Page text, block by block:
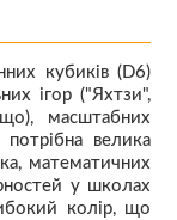
кубиків (D6)
ігор ("Яхтзи",
масштабних
потрібна велика
математичних
у школах
колір, що